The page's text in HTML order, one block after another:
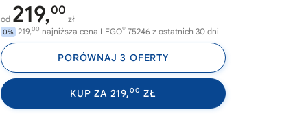
od 219,00
zł
0% 219,00 najniższa cena LEGO® 75246 z ostatnich 30 dni
PORÓWNAJ 3 OFERTY
KUP ZA 219,00 ZŁ